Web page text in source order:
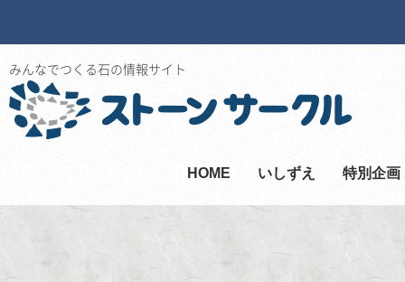
みんなでつくる石の情報サイト
HOME いしずえ 特別企画